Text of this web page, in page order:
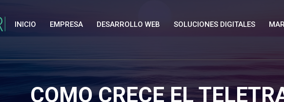
INICIO EMPRESA DESARROLLO WEB SOLUCIONES DIGITALES
COMO CRECE EL